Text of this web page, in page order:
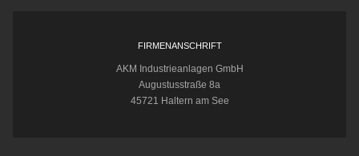
FIRMENANSCHRIFT
AKM Industrieanlagen GmbH
Augustusstraße 8a
45721 Haltern am See